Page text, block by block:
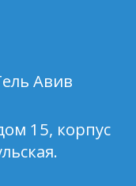
Авив
15, корпус